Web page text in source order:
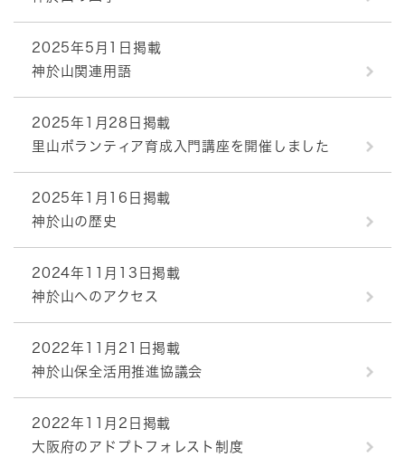
2025年5月1日掲載
神於山関連用語
2025年1月28日掲載
里山ボランティア育成入門講座を開催しました
2025年1月16日掲載
神於山の歴史
2024年11月13日掲載
神於山へのアクセス
2022年11月21日掲載
神於山保全活用推進協議会
2022年11月2日掲載
大阪府のアドプトフォレスト制度